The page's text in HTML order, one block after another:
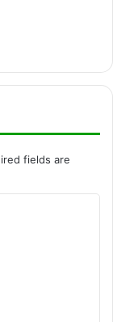
fields are